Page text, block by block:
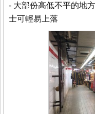
- 大部份高低不平的地
士可輕易上落